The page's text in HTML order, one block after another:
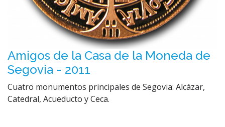
Amigos de la Casa de la Moneda de
Segovia - 2011
Cuatro monumentos principales de Segovia: Alcázar,
Catedral, Acueducto y Ceca.